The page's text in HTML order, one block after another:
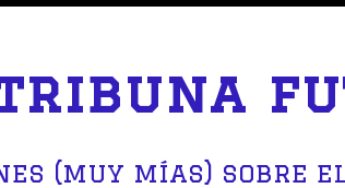
(muy mías) sobre